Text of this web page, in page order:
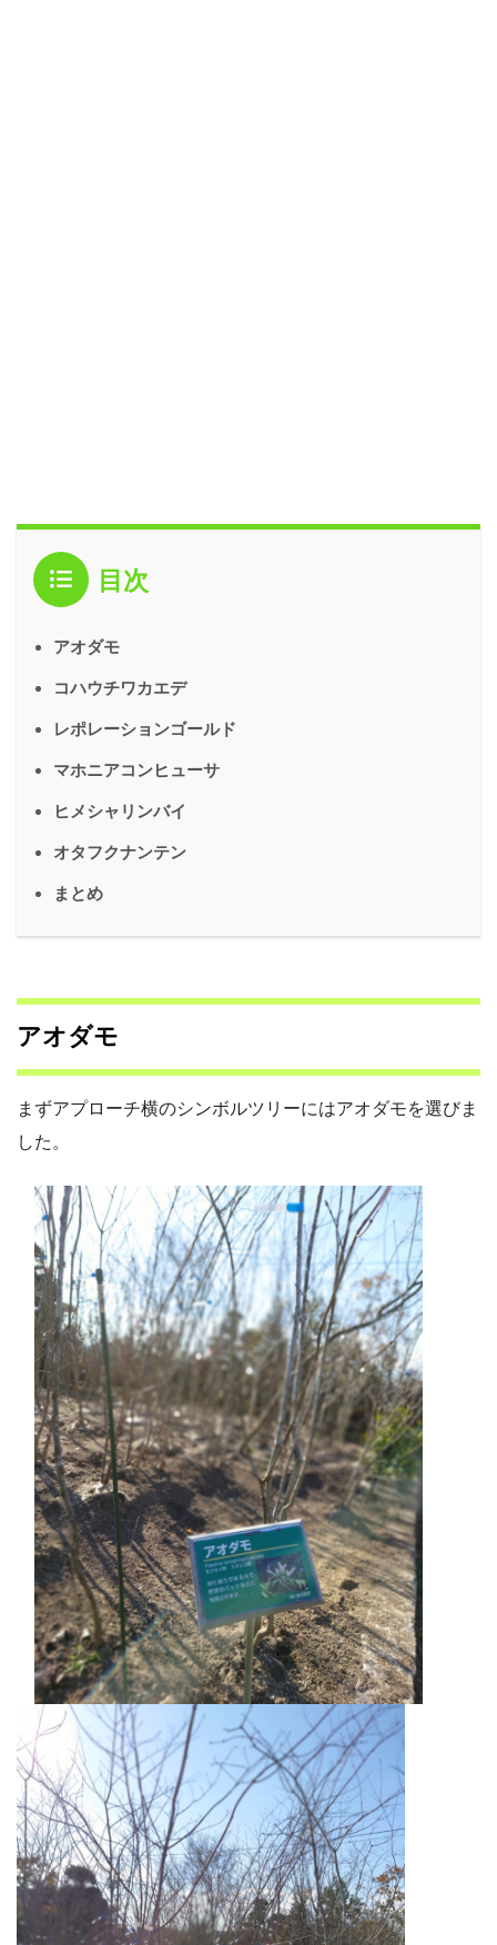
目次
アオダモ
コハウチワカエデ
レポレーションゴールド
マホニアコンヒューサ
ヒメシャリンバイ
オタフクナンテン
まとめ
アオダモ
まずアプローチ横のシンボルツリーにはアオダモを選びま
した。